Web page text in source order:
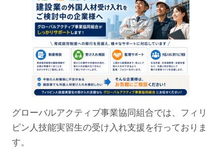
グローバルアクティブ事業協同組合では、フィリ
ピン人技能実習生の受け入れ支援を行っておりま
す。